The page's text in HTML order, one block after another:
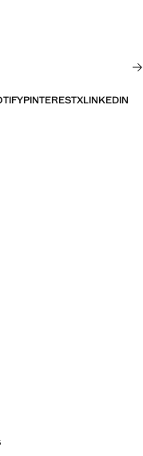
PINTERESTXLINKEDIN